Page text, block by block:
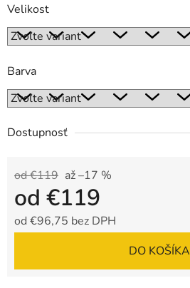
Velikost
Barva
Dostupnosť
od €119 až –17 %
od €119
od €96,75 bez DPH
DO KOŠÍKA